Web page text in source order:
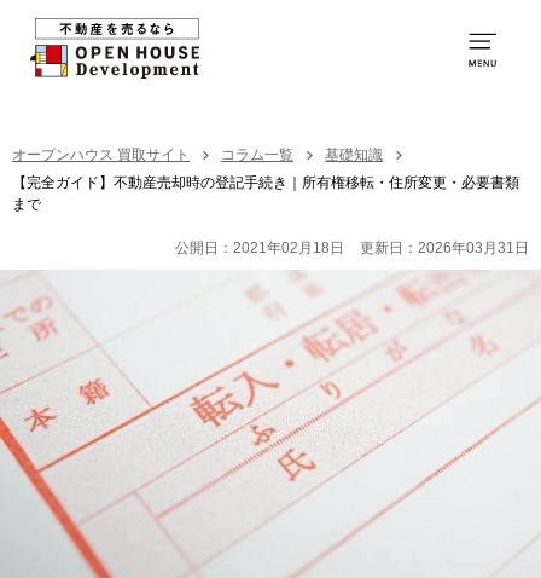
0120-250-094
営業時間：9:00～20:00
お取引の流れ
社員紹介
買取の事例
オープンハウス 買取サイト コラム一覧
基礎知識
【完全ガイド】不動産売却時の登記手続き｜所有権移転・住所変更・必要書類
まで
公開日：2021年02月18日 更新日：2026年03月31日